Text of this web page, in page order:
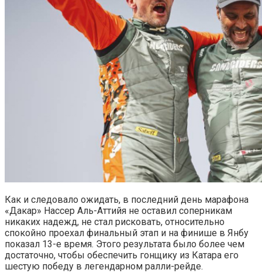
Как и следовало ожидать, в последний день марафона
«Дакар» Нассер Аль-Аттийя не оставил соперникам
никаких надежд, не стал рисковать, относительно
спокойно проехал финальный этап и на финише в Янбу
показал 13-е время. Этого результата было более чем
достаточно, чтобы обеспечить гонщику из Катара его
шестую победу в легендарном ралли-рейде.